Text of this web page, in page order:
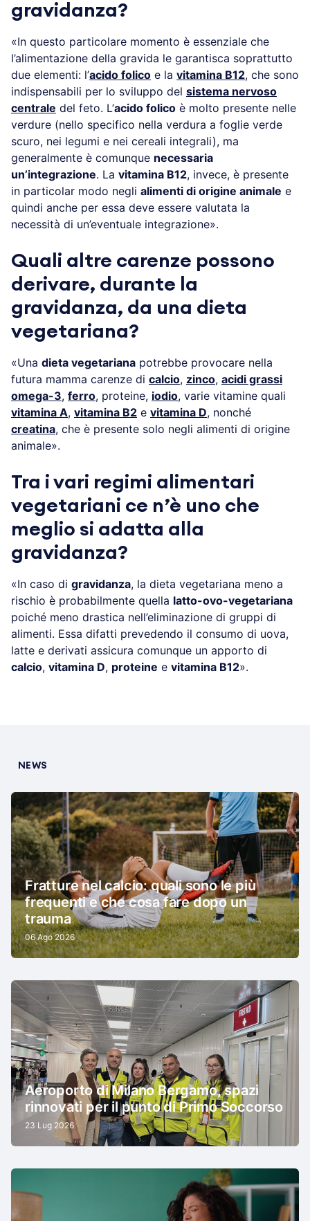
gravidanza?
«In questo particolare momento è essenziale che
l’alimentazione della gravida le garantisca soprattutto
due elementi: l’acido folico e la vitamina B12, che sono
indispensabili per lo sviluppo del sistema nervoso
centrale del feto. L’acido folico è molto presente nelle
verdure (nello specifico nella verdura a foglie verde
scuro, nei legumi e nei cereali integrali), ma
generalmente è comunque necessaria
un’integrazione. La vitamina B12, invece, è presente
in particolar modo negli alimenti di origine animale e
quindi anche per essa deve essere valutata la
necessità di un’eventuale integrazione».
Quali altre carenze possono
derivare, durante la
gravidanza, da una dieta
vegetariana?
«Una dieta vegetariana potrebbe provocare nella
futura mamma carenze di calcio, zinco, acidi grassi
omega-3, ferro, proteine, iodio, varie vitamine quali
vitamina A, vitamina B2 e vitamina D, nonché
creatina, che è presente solo negli alimenti di origine
animale».
Tra i vari regimi alimentari
vegetariani ce n’è uno che
meglio si adatta alla
gravidanza?
«In caso di gravidanza, la dieta vegetariana meno a
rischio è probabilmente quella latto-ovo-vegetariana
poiché meno drastica nell’eliminazione di gruppi di
alimenti. Essa difatti prevedendo il consumo di uova,
latte e derivati assicura comunque un apporto di
calcio, vitamina D, proteine e vitamina B12».
NEWS
Fratture nel calcio: quali sono le più
frequenti e che cosa fare dopo un
trauma
06 Ago 2026
Aeroporto di Milano Bergamo, spazi
rinnovati per il punto di Primo Soccorso
23 Lug 2026